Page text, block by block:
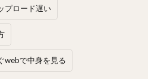
プロード遅い
webで中身を見る